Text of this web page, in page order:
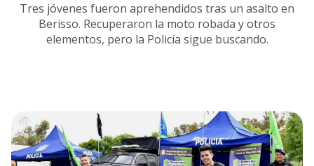
Tres jóvenes fueron aprehendidos tras un asalto en
Berisso. Recuperaron la moto robada y otros
elementos, pero la Policía sigue buscando.